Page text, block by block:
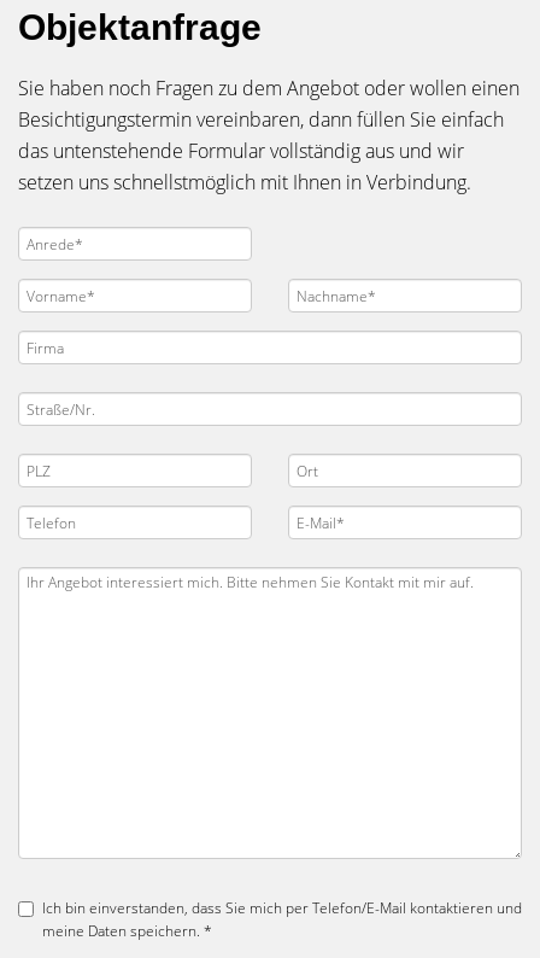
Objektanfrage
Sie haben noch Fragen zu dem Angebot oder wollen einen
Besichtigungstermin vereinbaren, dann füllen Sie einfach
das untenstehende Formular vollständig aus und wir
setzen uns schnellstmöglich mit Ihnen in Verbindung.
Ich bin einverstanden, dass Sie mich per Telefon/E-Mail kontaktieren und
meine Daten speichern. *